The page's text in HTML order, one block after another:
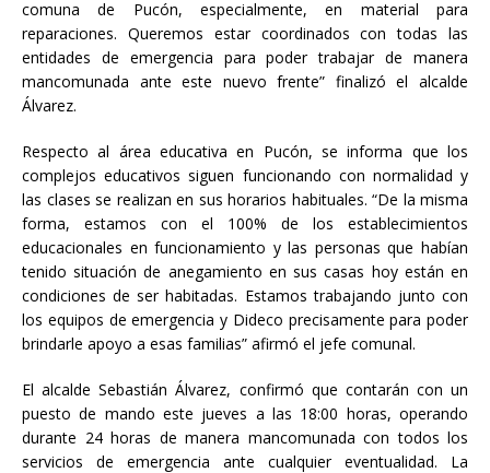
comuna de Pucón, especialmente, en material para
reparaciones. Queremos estar coordinados con todas las
entidades de emergencia para poder trabajar de manera
mancomunada ante este nuevo frente” finalizó el alcalde
Álvarez.
Respecto al área educativa en Pucón, se informa que los
complejos educativos siguen funcionando con normalidad y
las clases se realizan en sus horarios habituales. “De la misma
forma, estamos con el 100% de los establecimientos
educacionales en funcionamiento y las personas que habían
tenido situación de anegamiento en sus casas hoy están en
condiciones de ser habitadas. Estamos trabajando junto con
los equipos de emergencia y Dideco precisamente para poder
brindarle apoyo a esas familias” afirmó el jefe comunal.
El alcalde Sebastián Álvarez, confirmó que contarán con un
puesto de mando este jueves a las 18:00 horas, operando
durante 24 horas de manera mancomunada con todos los
servicios de emergencia ante cualquier eventualidad. La